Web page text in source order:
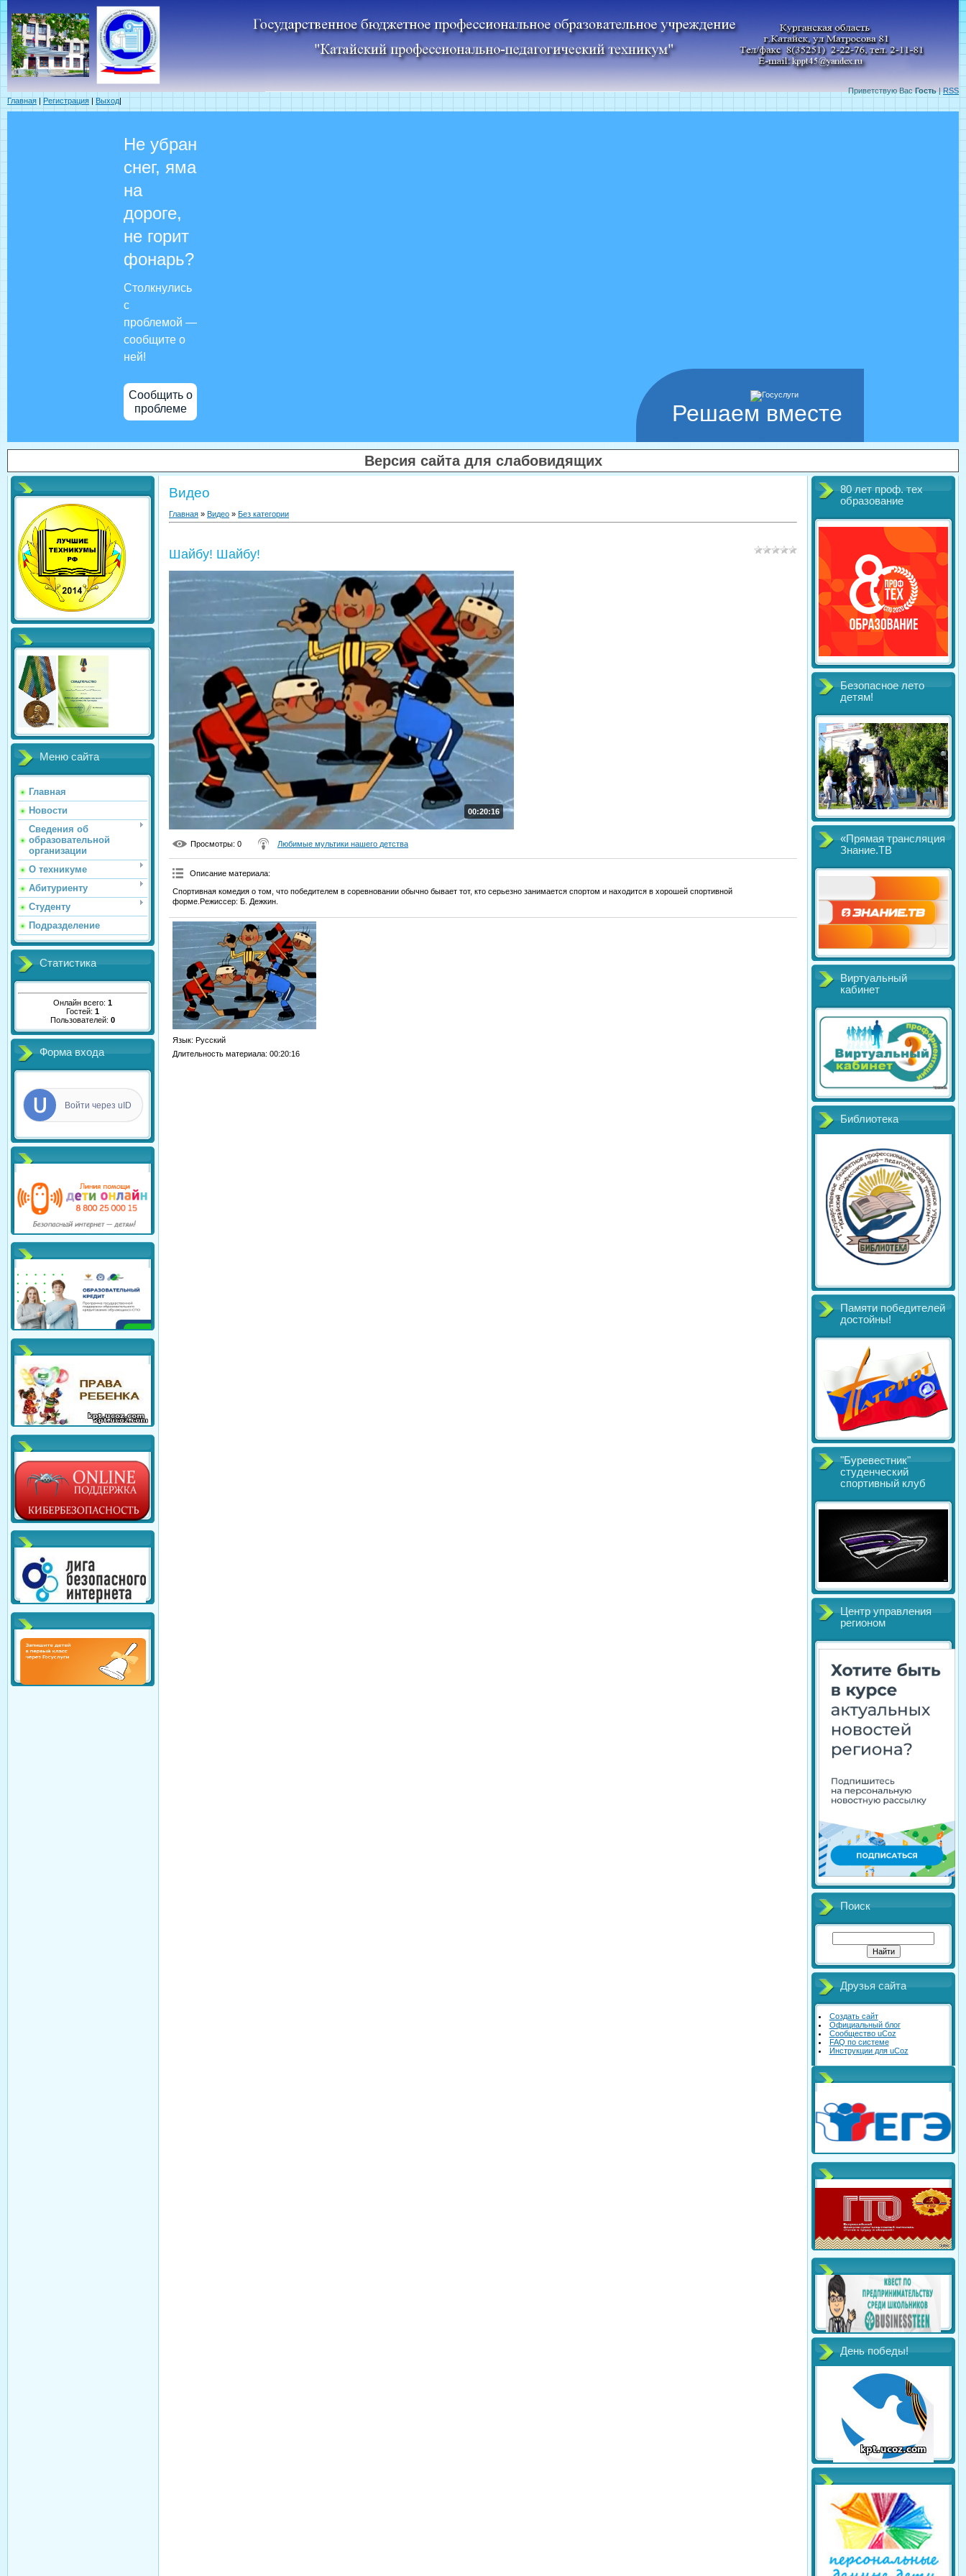
Приветствую Вас Гость|RSS
Главная | Регистрация | Выход|
Решаем вместе
Не убран
снег, яма
на
дороге,
не горит
фонарь?
Столкнулись
с
проблемой —
сообщите о
ней!
Сообщить о
проблеме
Версия сайта для слабовидящих
Меню сайта
Главная
Новости
Сведения об
образовательной
организации
О техникуме
Абитуриенту
Студенту
Подразделение
Статистика
Онлайн всего: 1
Гостей: 1
Пользователей: 0
Форма входа
Войти через uID
Видео
Главная » Видео » Без категории
Шайбу! Шайбу!
00:20:16
Просмотры: 0 Любимые мультики нашего детства
Описание материала:
Спортивная комедия о том, что победителем в соревновании обычно бывает тот, кто серьезно занимается спортом и находится в хорошей спортивной
форме.Режиссер: Б. Дежкин.
Язык: Русский
Длительность материала: 00:20:16
80 лет проф. тех
образование
Безопасное лето
детям!
«Прямая трансляция
Знание.ТВ
Виртуальный
кабинет
Библиотека
Памяти победителей
достойны!
"Буревестник"
студенческий
спортивный клуб
Центр управления
регионом
Поиск
Друзья сайта
Создать сайт
Официальный блог
Сообщество uCoz
FAQ по системе
Инструкции для uCoz
День победы!